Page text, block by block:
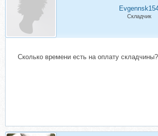
Складчик
Сколько времени есть на оплату складчины?